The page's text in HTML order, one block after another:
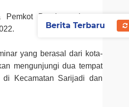
Bandung dengan
yang berasal dari kota-
mengunjungi dua tempat
Kecamatan Sarijadi dan
Berita Terbaru